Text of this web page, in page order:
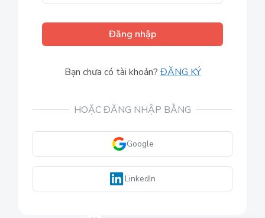
Đăng nhập
Bạn chưa có tài khoản? ĐĂNG KÝ
HOẶC ĐĂNG NHẬP BẰNG
Google
LinkedIn